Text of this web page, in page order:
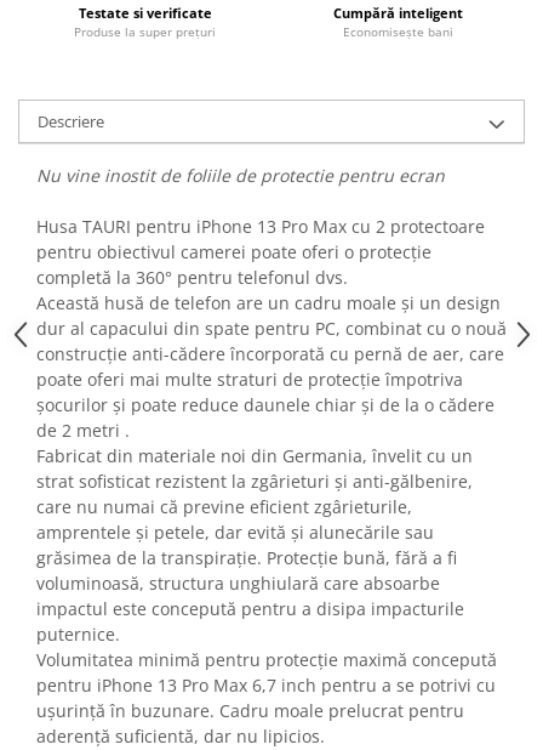
Fiare de calcat si masini de cusut
Fashion
Bijuterii
Ceasuri barbatesti
Cutii, curele si accesorii ceasuri
Genti si accesorii barbati
Genti si accesorii femei
Imbracaminte barbati
Imbracaminte femei
Imbracaminte si Incaltaminte copii
Incaltaminte barbati
Incaltaminte femei
Ochelari de soare
Ochelari de vedere
Gaming, Carti & Birotica
Birotica & Papetarie
Console, Jocuri & Accesorii
Ingrijire personala & Cosmetice
Accesorii aparate de ras electrice
Accesorii aparate hair styling
Testate si verificate
Produse la super prețuri
Cumpără inteligent
Economisește bani
Descriere
Nu vine inostit de foliile de protectie pentru ecran
Husa TAURI pentru iPhone 13 Pro Max cu 2 protectoare
pentru obiectivul camerei poate oferi o protecție
completă la 360° pentru telefonul dvs.
Această husă de telefon are un cadru moale și un design
dur al capacului din spate pentru PC, combinat cu o nouă
construcție anti-cădere încorporată cu pernă de aer, care
poate oferi mai multe straturi de protecție împotriva
șocurilor și poate reduce daunele chiar și de la o cădere
de 2 metri .
Fabricat din materiale noi din Germania, învelit cu un
strat sofisticat rezistent la zgârieturi și anti-gălbenire,
care nu numai că previne eficient zgârieturile,
amprentele și petele, dar evită și alunecările sau
grăsimea de la transpirație. Protecție bună, fără a fi
voluminoasă, structura unghiulară care absoarbe
impactul este concepută pentru a disipa impacturile
puternice.
Volumitatea minimă pentru protecție maximă concepută
pentru iPhone 13 Pro Max 6,7 inch pentru a se potrivi cu
ușurință în buzunare. Cadru moale prelucrat pentru
aderență suficientă, dar nu lipicios.